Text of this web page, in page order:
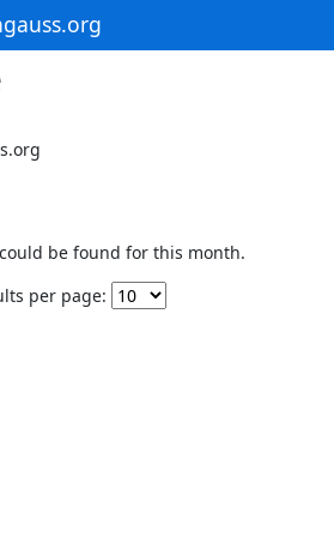
be found for this month.
per page: